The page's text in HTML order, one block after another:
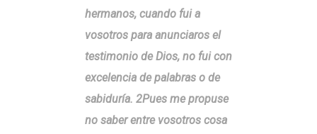
hermanos, cuando fui a
vosotros para anunciaros el
testimonio de Dios, no fui con
excelencia de palabras o de
sabiduría. 2Pues me propuse
no saber entre vosotros cosa